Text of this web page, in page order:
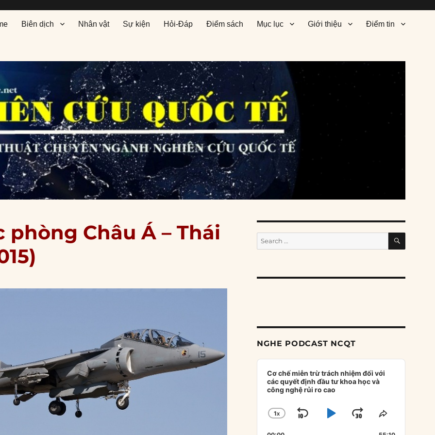
Biên dịch Nhân vật Sự kiện Hỏi-Đáp Điểm sách Mục lục Giới thiệu Điểm tin
Châu Á – Thái
Search
for:
SEARCH
NGHE PODCAST NCQT
Audio
Player
Cơ chế miễn trừ trách nhiệm đối với
các quyết định đầu tư khoa học và
công nghệ rủi ro cao
CHANGE
1X
SKIPPLAYJUMPSHARE